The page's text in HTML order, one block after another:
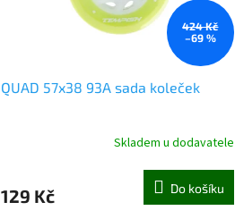
424 Kč
–69 %
QUAD 57x38 93A sada koleček
Skladem u dodavatele
129 Kč Do košíku